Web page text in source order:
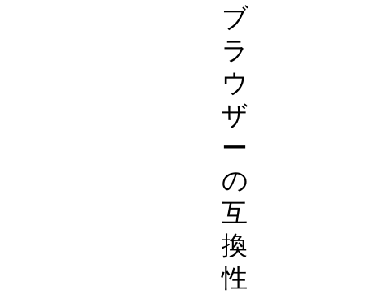
ブ
ラ
ウ
ザ
ー
の
互
換
性